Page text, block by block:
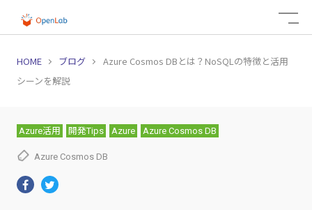
HOME ブログ
Azure Cosmos DBとは？NoSQLの特徴と活用
シーンを解説
Azure活用 開発Tips Azure Azure Cosmos DB
Azure Cosmos DB